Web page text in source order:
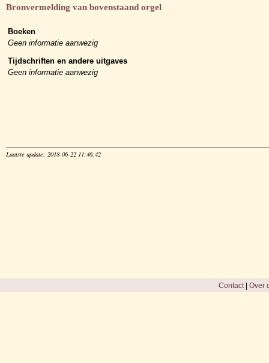
Bronvermelding van bovenstaand orgel
Boeken
Geen informatie aanwezig
Tijdschriften en andere uitgaves
Geen informatie aanwezig
Laatste update: 2018-06-22 11:46:42
Contact| Over